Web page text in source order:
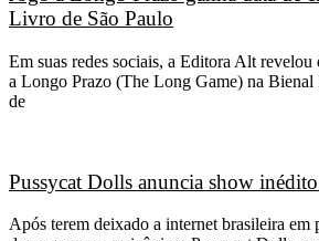
Livro de São Paulo
Em suas redes sociais, a Editora Alt
a Longo Prazo (The Long Game) na
de
Pussycat Dolls anuncia show
Após terem deixado a internet brasileira em